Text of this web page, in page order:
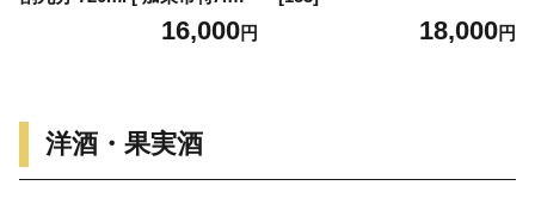
区産山田錦 化粧箱入日本酒
酒 お酒 四合瓶 贈答品 ギフト
16,000円 18,000円
洋酒・果実酒